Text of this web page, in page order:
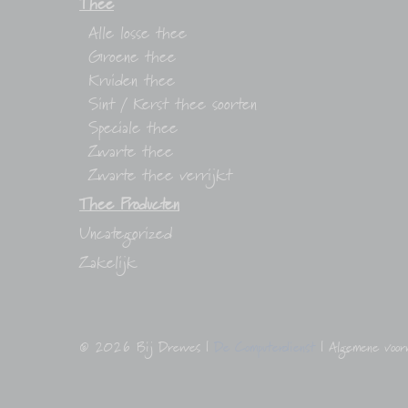
Thee
Alle losse thee
Groene thee
Kruiden thee
Sint / Kerst thee soorten
Speciale thee
Zwarte thee
Zwarte thee verrijkt
Thee Producten
Uncategorized
Zakelijk
© 2026 Bij Drewes | | Algemene